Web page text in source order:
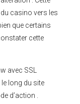
casino vers les
que certains
cette
avec SSL
long du site
d’action .